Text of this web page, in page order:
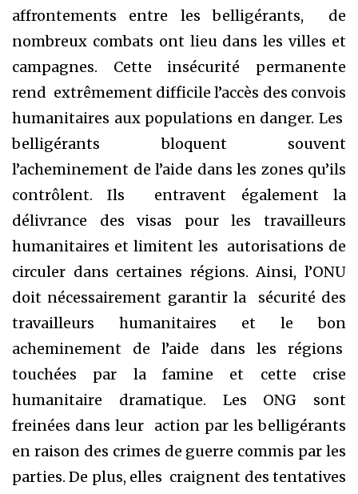
affrontements entre les belligérants, de
nombreux combats ont lieu dans les villes et
campagnes. Cette insécurité permanente
rend extrêmement difficile l’accès des convois
humanitaires aux populations en danger. Les
belligérants bloquent souvent
l’acheminement de l’aide dans les zones qu’ils
contrôlent. Ils entravent également la
délivrance des visas pour les travailleurs
humanitaires et limitent les autorisations de
circuler dans certaines régions. Ainsi, l’ONU
doit nécessairement garantir la sécurité des
travailleurs humanitaires et le bon
acheminement de l’aide dans les régions
touchées par la famine et cette crise
humanitaire dramatique. Les ONG sont
freinées dans leur action par les belligérants
en raison des crimes de guerre commis par les
parties. De plus, elles craignent des tentatives